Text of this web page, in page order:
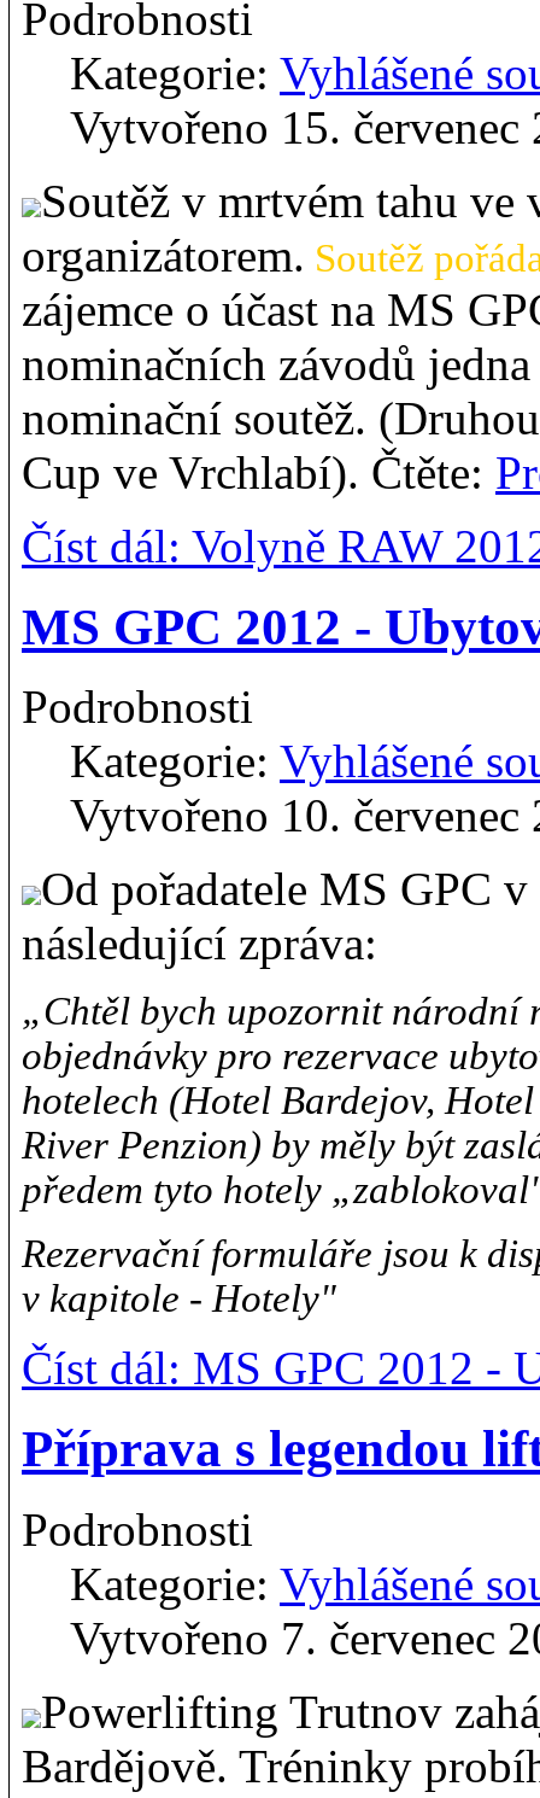
Podrobnosti
Kategorie: Vyhlášené
Vytvořeno 15. červenec
Soutěž v mrtvém tahu
organizátorem. Soutěž
zájemce o účast na MS
nominačních závodů
nominační soutěž.
Cup ve Vrchlabí). Čtěte:
Číst dál: Volyně RAW
MS GPC 2012 -
Podrobnosti
Kategorie: Vyhlášené
Vytvořeno 10. červenec
Od pořadatele MS GPC
následující zpráva:
„Chtěl bych upozornit národní
objednávky pro rezervace
hotelech (Hotel Bardejov,
River Penzion) by měly být
předem tyto hotely
Rezervační formuláře jsou k
v kapitole - Hotely"
Číst dál: MS GPC 2012 -
Příprava s legendou
Podrobnosti
Kategorie: Vyhlášené
Vytvořeno 7. červenec
Powerlifting Trutnov
Bardějově. Tréninky